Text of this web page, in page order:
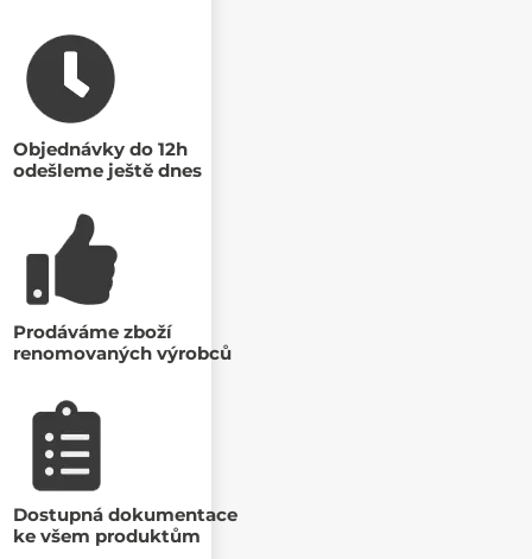
Objednávky do 12h
odešleme ještě dnes
Prodáváme zboží
renomovaných výrobců
Dostupná dokumentace
ke všem produktům